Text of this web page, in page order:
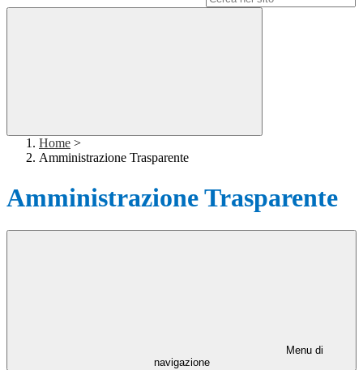
Home >
Amministrazione Trasparente
Amministrazione Trasparente
Menu di
navigazione